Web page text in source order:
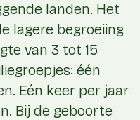
landen. Het
lagere begroeiing
van 3 tot 15
één
Eén keer per jaar
Bij de geboorte